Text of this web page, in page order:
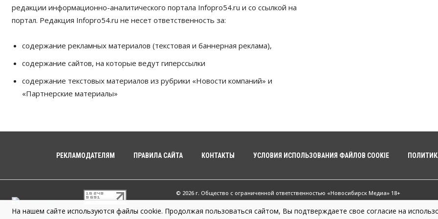
редакции информационно-аналитического портала Infopro54.ru и со ссылкой на
портал. Редакция Infopro54.ru не несет ответственность за:
содержание рекламных материалов (текстовая и баннерная реклама),
содержание сайтов, на которые ведут гиперссылки
содержание текстовых материалов из рубрики «Новости компаний» и
«Партнерские материалы»
РЕКЛАМОДАТЕЛЯМ ПРАВИЛА САЙТА КОНТАКТЫ УСЛОВИЯ ИСПОЛЬЗОВАНИЯ ФАЙЛОВ COOKIE
© 2026 г. Общество с ограниченной ответственностью «Новосибирск Медиа» 18+
Infopro54 - Важные новости Новосибирска и Новосибирской области. Новости Сибири
На нашем сайте используются файлы cookie. Продолжая пользоваться сайтом, Вы подтверждаете свое согласие на